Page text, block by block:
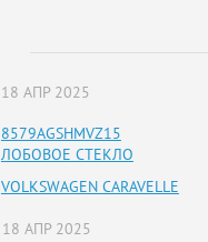
18 АПР 2025
8579AGSHMVZ15
ЛОБОВОЕ СТЕКЛО
VOLKSWAGEN CARAVELLE
18 АПР 2025